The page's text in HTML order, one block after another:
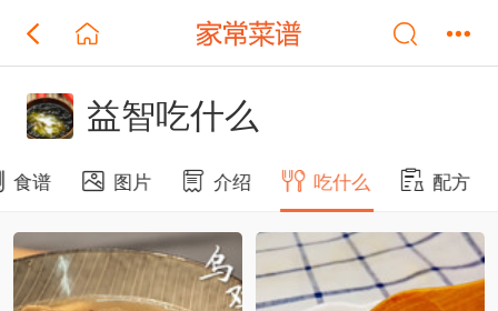
益智吃什么
食谱 图片 介绍 吃什么 配方